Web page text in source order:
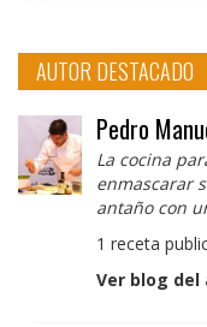
AUTOR DESTACADO
Pedro
La cocina
enmascarar
antaño con
1 receta
Ver blog del